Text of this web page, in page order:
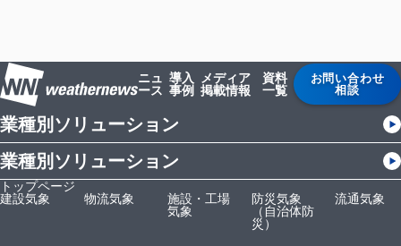
ニュ
ース
導入
事例
メディア
掲載情報
資料
一覧
お問い合わせ
相談
業種別ソリューション
業種別ソリューション
トップページ
建設気象
物流気象
施設・工場
気象
防災気象
（自治体防
災）
流通気象